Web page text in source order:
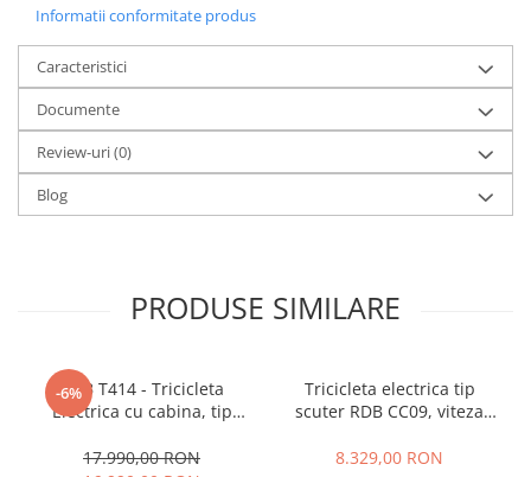
Accesorii Trotinete
Piese Segway/Ninebot
ES1, ES2, ES3
Ninebot Segway ZT3 PRO
Piese de Schimb
Senzori Pedelec
Becuri
Pedale si accesorii
Informatii conformitate produs
Caracteristici
Documente
Review-uri(0)
Blog
PRODUSE SIMILARE
-6%
RDB T414 - Tricicleta
Electrica cu cabina, tip
viteza max 25km/h, 1000W,
17.990,00 RON
Tricicleta electrica tip
scuter RDB CC09, viteza
2000W, autonomie 30-50km
8.329,00 RON